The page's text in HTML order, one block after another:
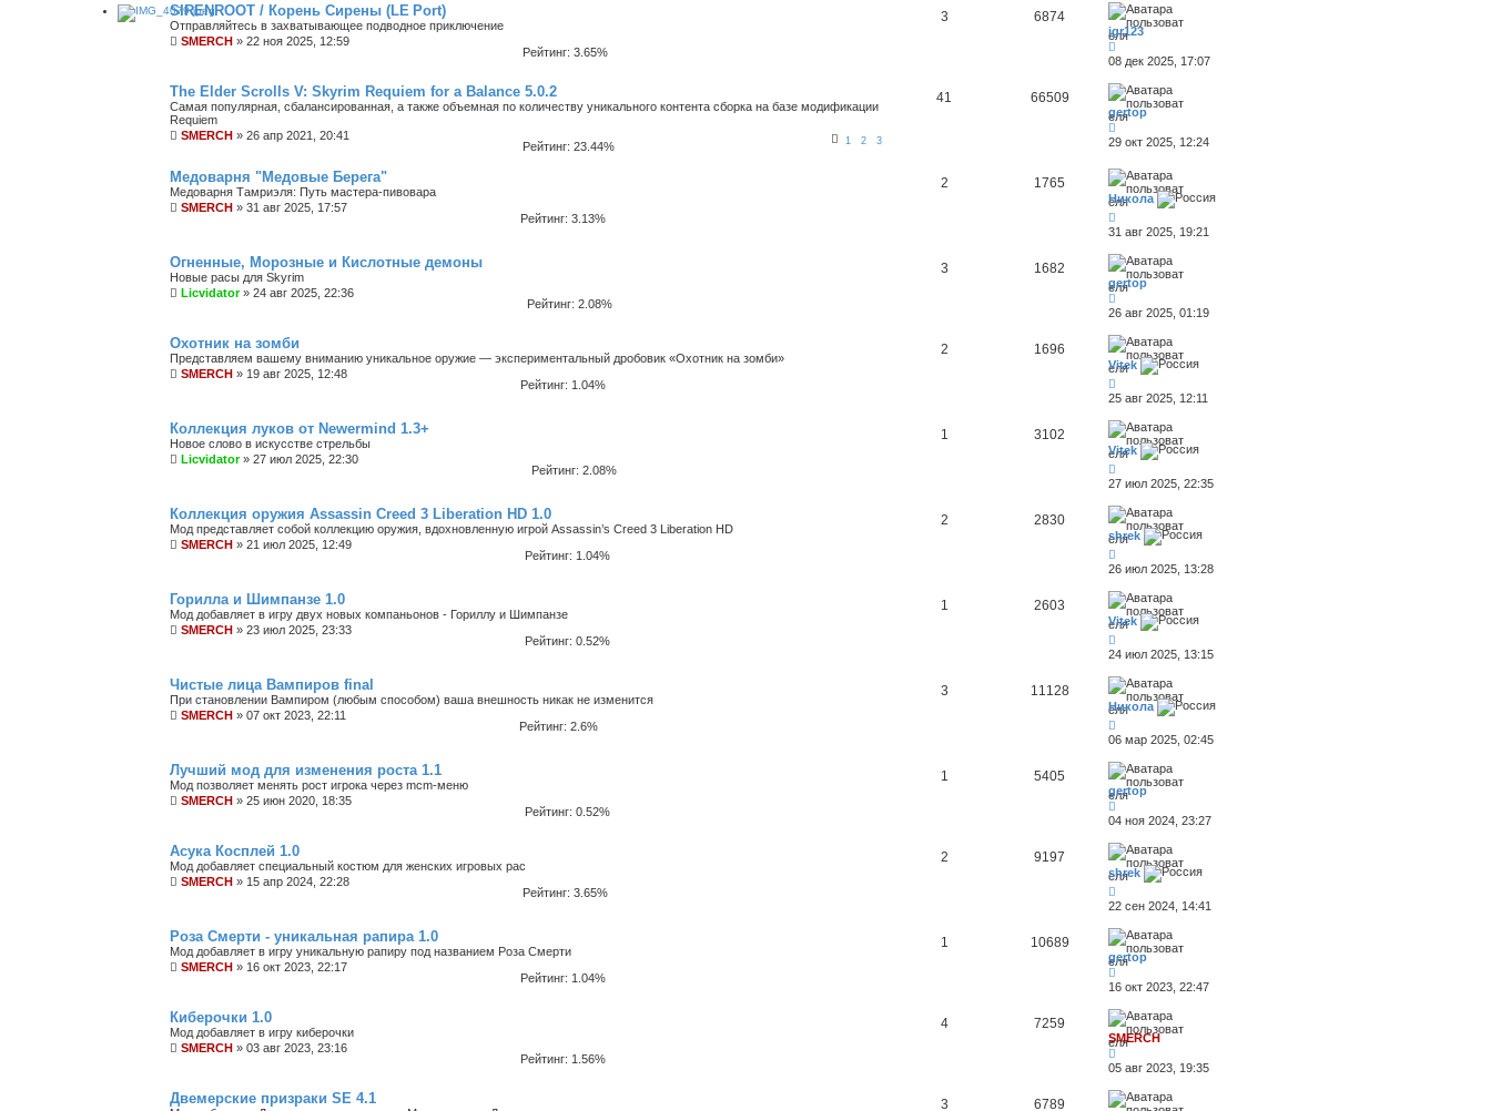
SIRENROOT / Корень Сирены (LE Port)
Отправляйтесь в захватывающее подводное приключение
SMERCH » 22 ноя 2025, 12:59
Рейтинг: 3.65%
3 6874
igr123
08 дек 2025, 17:07
The Elder Scrolls V: Skyrim Requiem for a Balance 5.0.2
Самая популярная, сбалансированная, а также объемная по количеству уникального контента сборка на базе модификации
Requiem
SMERCH » 26 апр 2021, 20:41 1 2 3
Рейтинг: 23.44%
41 66509
gertop
29 окт 2025, 12:24
Медоварня "Медовые Берега"
Медоварня Тамриэля: Путь мастера-пивовара
SMERCH » 31 авг 2025, 17:57
Рейтинг: 3.13%
2 1765
Никола
31 авг 2025, 19:21
Огненные, Морозные и Кислотные демоны
Новые расы для Skyrim
Licvidator» 24 авг 2025, 22:36
Рейтинг: 2.08%
3 1682
gertop
26 авг 2025, 01:19
Охотник на зомби
Представляем вашему вниманию уникальное оружие — экспериментальный дробовик «Охотник на зомби»
SMERCH » 19 авг 2025, 12:48
Рейтинг: 1.04%
2 1696
Vitek
25 авг 2025, 12:11
Коллекция луков от Newermind 1.3+
Новое слово в искусстве стрельбы
Licvidator» 27 июл 2025, 22:30
Рейтинг: 2.08%
1 3102
Vitek
27 июл 2025, 22:35
Коллекция оружия Assassin Creed 3 Liberation HD 1.0
Мод представляет собой коллекцию оружия, вдохновленную игрой Assassin’s Creed 3 Liberation HD
SMERCH » 21 июл 2025, 12:49
Рейтинг: 1.04%
2 2830
shrek
26 июл 2025, 13:28
Горилла и Шимпанзе 1.0
Мод добавляет в игру двух новых компаньонов - Гориллу и Шимпанзе
SMERCH » 23 июл 2025, 23:33
Рейтинг: 0.52%
1 2603
Vitek
24 июл 2025, 13:15
Чистые лица Вампиров final
При становлении Вампиром (любым способом) ваша внешность никак не изменится
SMERCH » 07 окт 2023, 22:11
Рейтинг: 2.6%
3 11128
Никола
06 мар 2025, 02:45
Лучший мод для изменения роста 1.1
Мод позволяет менять рост игрока через mcm-меню
SMERCH » 25 июн 2020, 18:35
Рейтинг: 0.52%
1 5405
gertop
04 ноя 2024, 23:27
Асука Косплей 1.0
Мод добавляет специальный костюм для женских игровых рас
SMERCH » 15 апр 2024, 22:28
Рейтинг: 3.65%
2 9197
shrek
22 сен 2024, 14:41
Роза Смерти - уникальная рапира 1.0
Мод добавляет в игру уникальную рапиру под названием Роза Смерти
SMERCH » 16 окт 2023, 22:17
Рейтинг: 1.04%
1 10689
gertop
16 окт 2023, 22:47
Киберочки 1.0
Мод добавляет в игру киберочки
SMERCH » 03 авг 2023, 23:16
Рейтинг: 1.56%
4 7259
SMERCH
05 авг 2023, 19:35
Двемерские призраки SE 4.1 3 6789